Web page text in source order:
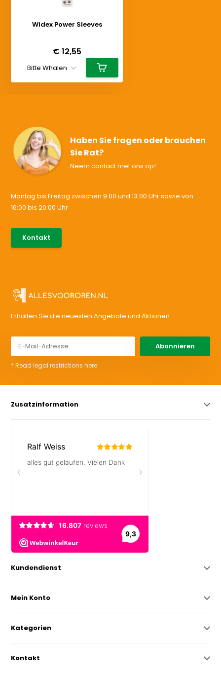
Widex Power Sleeves
€ 12,55
Haben Sie fragen oder brauchen
Sie Rat?
Neem contact met ons op!
Montag bis Freitag zwischen 9:00 und 13:00 Uhr sowie von
16:00 bis 20:00 Uhr
Kontakt
Erhalten Sie die neuesten Angebote und Aktionen
Abonnieren
* Read legal restrictions here
Zusatzinformation
Kundendienst
Mein Konto
Kategorien
Kontakt